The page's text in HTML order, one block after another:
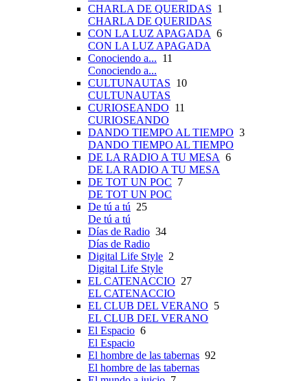
CHARLA DE QUERIDAS 1
CHARLA DE QUERIDAS
CON LA LUZ APAGADA 6
CON LA LUZ APAGADA
Conociendo a... 11
Conociendo a...
CULTUNAUTAS 10
CULTUNAUTAS
CURIOSEANDO 11
CURIOSEANDO
DANDO TIEMPO AL TIEMPO 3
DANDO TIEMPO AL TIEMPO
DE LA RADIO A TU MESA 6
DE LA RADIO A TU MESA
DE TOT UN POC 7
DE TOT UN POC
De tú a tú 25
De tú a tú
Días de Radio 34
Días de Radio
Digital Life Style 2
Digital Life Style
EL CATENACCIO 27
EL CATENACCIO
EL CLUB DEL VERANO 5
EL CLUB DEL VERANO
El Espacio 6
El Espacio
El hombre de las tabernas 92
El hombre de las tabernas